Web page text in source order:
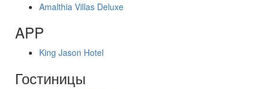
Amalthia Villas Deluxe
APP
King Jason Hotel
Гостиницы